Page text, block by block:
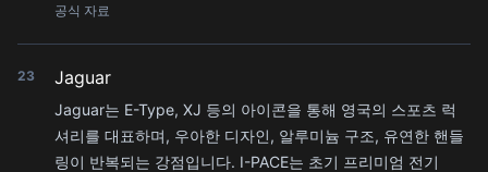
공식 자료
23 Jaguar
Jaguar는 E-Type, XJ 등의 아이콘을 통해 영국의 스포츠 럭
셔리를 대표하며, 우아한 디자인, 알루미늄 구조, 유연한 핸들
링이 반복되는 강점입니다. I-PACE는 초기 프리미엄 전기